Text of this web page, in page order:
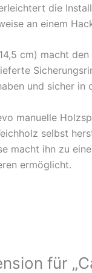
die
an einem
cm) macht
und sicher
manuelle
selbst
macht ihn zu
ermöglicht.
für